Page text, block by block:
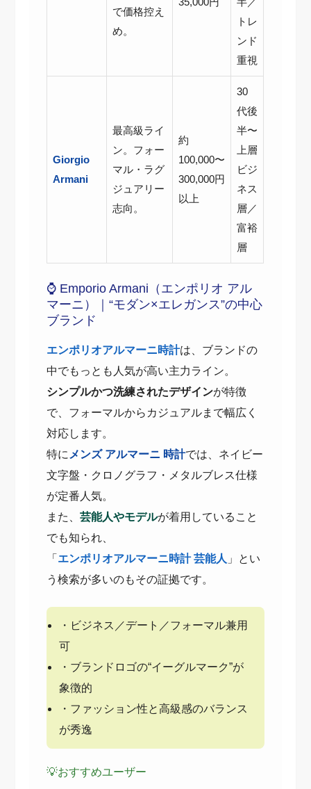
で価格控え
め。
トレ
ンド
重視
Giorgio
Armani
最高級ライ
ン。フォー
マル・ラグ
ジュアリー
志向。
約
100,000〜
300,000円
以上
30
代後
半〜
上層
ビジ
ネス
層／
富裕
層
⌚ Emporio Armani（エンポリオ アル
マーニ）｜“モダン×エレガンス”の中心
ブランド
エンポリオアルマーニ時計は、ブランドの
中でもっとも人気が高い主力ライン。
シンプルかつ洗練されたデザインが特徴
で、フォーマルからカジュアルまで幅広く
対応します。
特に メンズ アルマーニ 時計では、ネイビー
文字盤・クロノグラフ・メタルブレス仕様
が定番人気。
また、芸能人やモデルが着用していること
でも知られ、
「 エンポリオアルマーニ時計 芸能人 」とい
う検索が多いのもその証拠です。
・ビジネス／デート／フォーマル兼用
可
・ブランドロゴの“イーグルマーク”が
象徴的
・ファッション性と高級感のバランス
が秀逸
💡おすすめユーザー